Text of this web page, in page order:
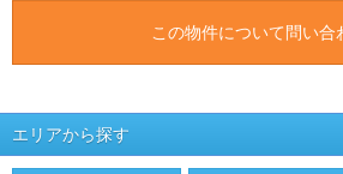
この物件について問い合
エリアから探す